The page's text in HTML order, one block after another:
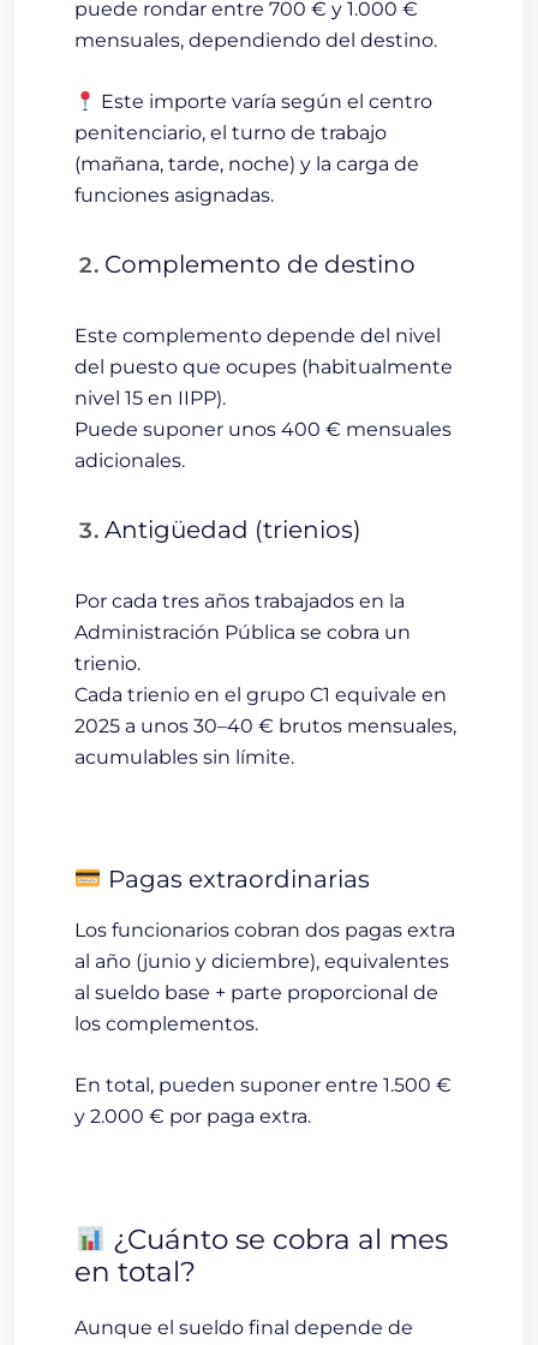
puede rondar entre 700 € y 1.000 €
mensuales, dependiendo del destino.
Este importe varía según el centro
penitenciario, el turno de trabajo
(mañana, tarde, noche) y la carga de
funciones asignadas.
Complemento de destino
Este complemento depende del nivel
del puesto que ocupes (habitualmente
nivel 15 en IIPP).
Puede suponer unos 400 € mensuales
adicionales.
Antigüedad (trienios)
Por cada tres años trabajados en la
Administración Pública se cobra un
trienio.
Cada trienio en el grupo C1 equivale en
2025 a unos 30–40 € brutos mensuales,
acumulables sin límite.
Pagas extraordinarias
Los funcionarios cobran dos pagas extra
al año (junio y diciembre), equivalentes
al sueldo base + parte proporcional de
los complementos.
En total, pueden suponer entre 1.500 €
y 2.000 € por paga extra.
¿Cuánto se cobra al mes
en total?
Aunque el sueldo final depende de